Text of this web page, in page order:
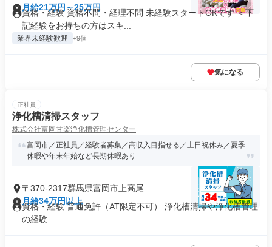
月給21万円～25万円
資格・経験 資格不問・経理不問 未経験スタートOKです ＜下
記経験をお持ちの方はスキ...
業界未経験歓迎 +9個
気になる
正社員
浄化槽清掃スタッフ
株式会社富岡甘楽浄化槽管理センター
富岡市／正社員／経験者募集／高収入目指せる／土日祝休み／夏季
休暇や年末年始など長期休暇あり
〒370-2317群馬県富岡市上高尾
月給34万円以上
資格・経験 普通免許（AT限定不可） 浄化槽清掃や浄化槽管理
の経験